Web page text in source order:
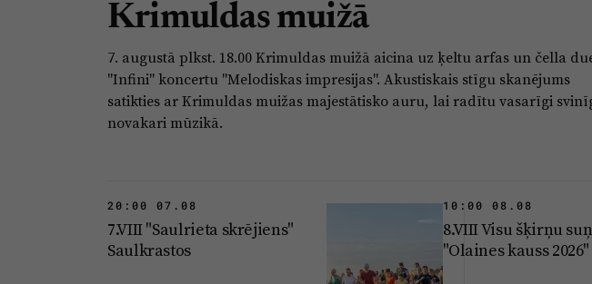
Krimuldas muižā
7. augustā plkst. 18.00 Krimuldas muižā aicina uz ķeltu arfas un čella
"Infini" koncertu "Melodiskas impresijas". Akustiskais stīgu skanējums
satikties ar Krimuldas muižas majestātisko auru, lai radītu vasarīgi
novakari mūzikā.
20:00 07.08
7.VIII "Saulrieta skrējiens"
Saulkrastos
10:00 08.08
8.VIII Visu šķirņu
"Olaines kauss